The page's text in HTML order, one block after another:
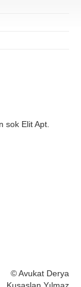
sok Elit Apt.
© Avukat Derya